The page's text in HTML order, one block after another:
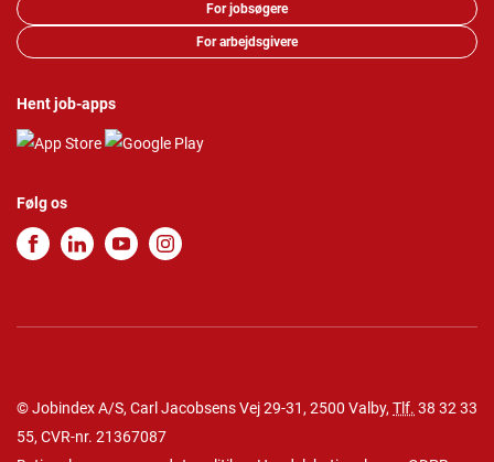
For jobsøgere
For arbejdsgivere
Hent job-apps
Følg os
© Jobindex A/S, Carl Jacobsens Vej 29-31, 2500 Valby, Tlf. 38 32 33
55, CVR-nr. 21367087